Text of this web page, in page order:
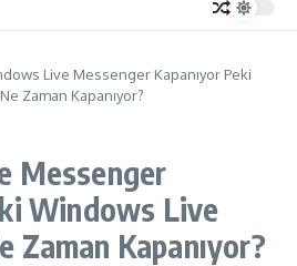
Live Messenger Kapanıyor Peki
Zaman Kapanıyor?
Messenger
Windows Live
Zaman Kapanıyor?